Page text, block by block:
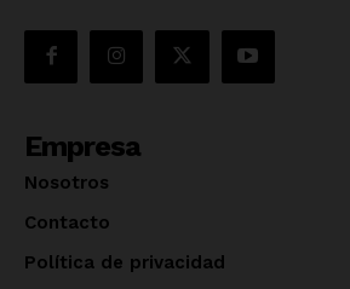
Empresa
Nosotros
Contacto
Política de privacidad